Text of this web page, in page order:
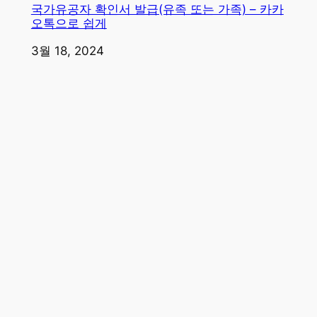
국가유공자 확인서 발급(유족 또는 가족) – 카카
오톡으로 쉽게
일자
3월 18, 2024